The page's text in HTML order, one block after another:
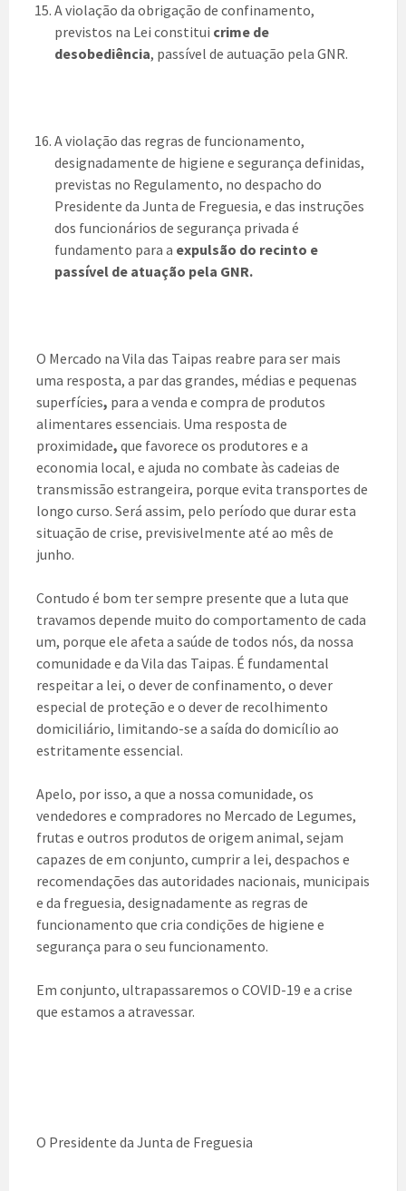
A violação da obrigação de confinamento,
previstos na Lei constitui crime de
desobediência, passível de autuação pela GNR.
A violação das regras de funcionamento,
designadamente de higiene e segurança definidas,
previstas no Regulamento, no despacho do
Presidente da Junta de Freguesia, e das instruções
dos funcionários de segurança privada é
fundamento para a expulsão do recinto e
passível de atuação pela GNR.
O Mercado na Vila das Taipas reabre para ser mais
uma resposta, a par das grandes, médias e pequenas
superfícies, para a venda e compra de produtos
alimentares essenciais. Uma resposta de
proximidade, que favorece os produtores e a
economia local, e ajuda no combate às cadeias de
transmissão estrangeira, porque evita transportes de
longo curso. Será assim, pelo período que durar esta
situação de crise, previsivelmente até ao mês de
junho.
Contudo é bom ter sempre presente que a luta que
travamos depende muito do comportamento de cada
um, porque ele afeta a saúde de todos nós, da nossa
comunidade e da Vila das Taipas. É fundamental
respeitar a lei, o dever de confinamento, o dever
especial de proteção e o dever de recolhimento
domiciliário, limitando-se a saída do domicílio ao
estritamente essencial.
Apelo, por isso, a que a nossa comunidade, os
vendedores e compradores no Mercado de Legumes,
frutas e outros produtos de origem animal, sejam
capazes de em conjunto, cumprir a lei, despachos e
recomendações das autoridades nacionais, municipais
e da freguesia, designadamente as regras de
funcionamento que cria condições de higiene e
segurança para o seu funcionamento.
Em conjunto, ultrapassaremos o COVID-19 e a crise
que estamos a atravessar.
O Presidente da Junta de Freguesia